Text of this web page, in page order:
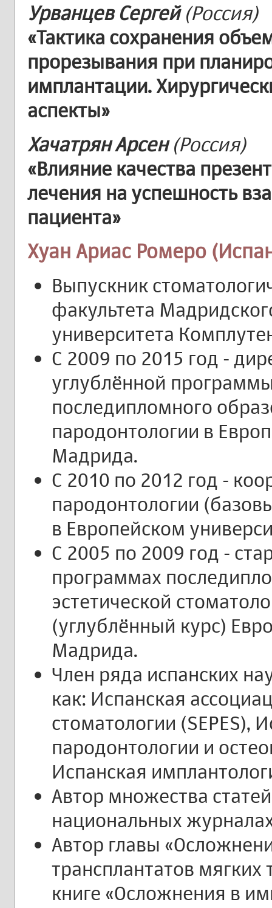
Урванцев Сергей(Россия)
«Тактика сохранения
прорезывания при
имплантации.
аспекты»
Хачатрян Арсен(Россия)
«Влияние качества
лечения на успешность
пациента»
Хуан Ариас Ромеро
Выпускник
факультета
университета
С 2009 по 2015 год -
углублённой
последипломного
пародонтологии в
Мадрида.
С 2010 по 2012 год -
пародонтологии
в Европейском
С 2005 по 2009 год -
программах
эстетической
(углублённый курс)
Мадрида.
Член ряда испанских
как: Испанская
стоматологии (SEPES),
пародонтологии и
Испанская
Автор множества
национальных
Автор главы
трансплантатов мягких
книге «Осложнения в